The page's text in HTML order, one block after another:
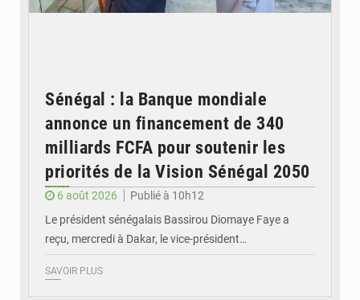
Sénégal : la Banque mondiale
annonce un financement de 340
milliards FCFA pour soutenir les
priorités de la Vision Sénégal 2050
6 août 2026
Publié à 10h12
Le président sénégalais Bassirou Diomaye Faye a
reçu, mercredi à Dakar, le vice-président…
SAVOIR PLUS